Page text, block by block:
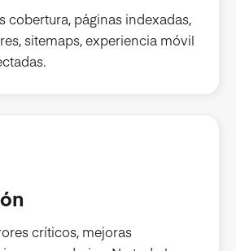
cobertura, páginas indexadas,
sitemaps, experiencia móvil
críticos, mejoras